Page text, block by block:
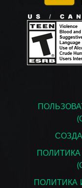
ПОЛИТИКА